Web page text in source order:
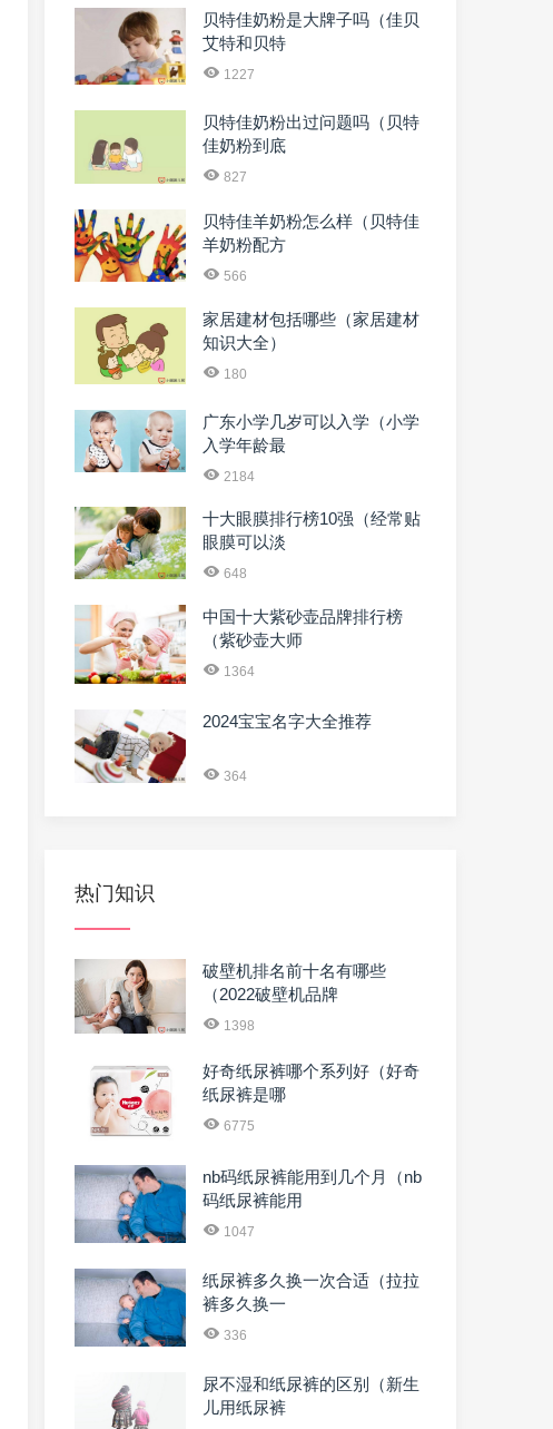
贝特佳奶粉是大牌子吗（佳贝
艾特和贝特
1227
贝特佳奶粉出过问题吗（贝特
佳奶粉到底
827
贝特佳羊奶粉怎么样（贝特佳
羊奶粉配方
566
家居建材包括哪些（家居建材
知识大全）
180
广东小学几岁可以入学（小学
入学年龄最
2184
十大眼膜排行榜10强（经常贴
眼膜可以淡
648
中国十大紫砂壶品牌排行榜
（紫砂壶大师
1364
2024宝宝名字大全推荐
364
热门知识
破壁机排名前十名有哪些
（2022破壁机品牌
1398
好奇纸尿裤哪个系列好（好奇
纸尿裤是哪
6775
nb码纸尿裤能用到几个月（nb
码纸尿裤能用
1047
纸尿裤多久换一次合适（拉拉
裤多久换一
336
尿不湿和纸尿裤的区别（新生
儿用纸尿裤